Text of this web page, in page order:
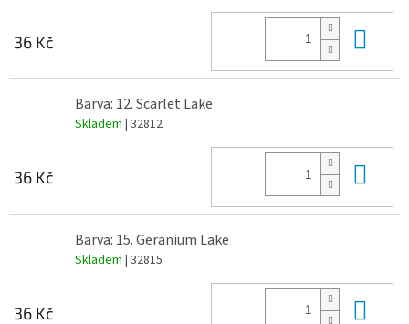
36 Kč
Barva: 12. Scarlet Lake
Skladem | 32812
36 Kč
Barva: 15. Geranium Lake
Skladem | 32815
36 Kč